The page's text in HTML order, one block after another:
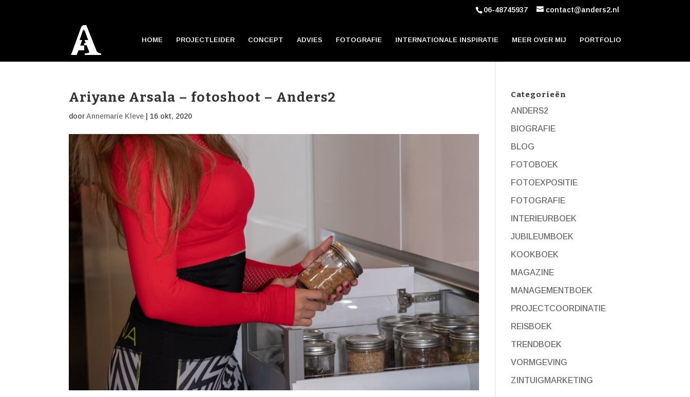
06-48745937 contact@anders2.nl
HOME PROJECTLEIDER CONCEPT ADVIES FOTOGRAFIE INTERNATIONALE INSPIRATIE MEER OVER MIJ PORTFOLIO
Ariyane Arsala – fotoshoot – Anders2
doorAnnemarie Kleve 16 okt, 2020
Categorieën
ANDERS2
BIOGRAFIE
BLOG
FOTOBOEK
FOTOEXPOSITIE
FOTOGRAFIE
INTERIEURBOEK
JUBILEUMBOEK
KOOKBOEK
MAGAZINE
MANAGEMENTBOEK
PROJECTCOORDINATIE
REISBOEK
TRENDBOEK
VORMGEVING
ZINTUIGMARKETING